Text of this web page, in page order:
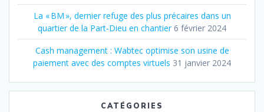
La « BM », dernier refuge des plus précaires dans un
quartier de la Part‐Dieu en chantier 6 février 2024
Cash management : Wabtec optimise son usine de
paiement avec des comptes virtuels 31 janvier 2024
CATÉGORIES